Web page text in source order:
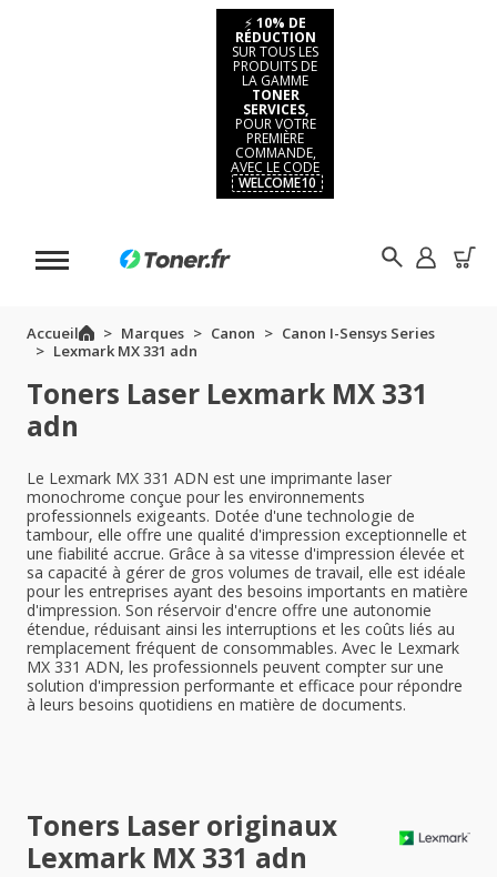
⚡ 10% DE
RÉDUCTION
SUR TOUS LES
PRODUITS DE
LA GAMME
TONER
SERVICES,
POUR VOTRE
PREMIÈRE
COMMANDE,
AVEC LE CODE
WELCOME10
Accueil Marques Canon
Canon I-Sensys Series
Lexmark MX 331 adn
Toners Laser Lexmark MX 331
adn
Le Lexmark MX 331 ADN est une imprimante laser
monochrome conçue pour les environnements
professionnels exigeants. Dotée d'une technologie de
tambour, elle offre une qualité d'impression exceptionnelle et
une fiabilité accrue. Grâce à sa vitesse d'impression élevée et
sa capacité à gérer de gros volumes de travail, elle est idéale
pour les entreprises ayant des besoins importants en matière
d'impression. Son réservoir d'encre offre une autonomie
étendue, réduisant ainsi les interruptions et les coûts liés au
remplacement fréquent de consommables. Avec le Lexmark
MX 331 ADN, les professionnels peuvent compter sur une
solution d'impression performante et efficace pour répondre
à leurs besoins quotidiens en matière de documents.
Toners Laser originaux
Lexmark MX 331 adn